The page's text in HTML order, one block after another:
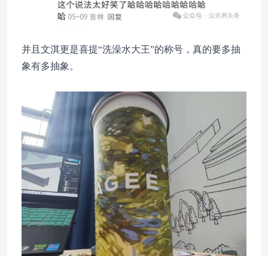
并且文淇更是喜提“洗澡水大王”的称号，真的要多抽
象有多抽象。